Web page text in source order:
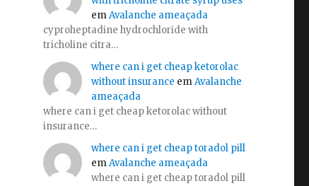
emAvalanche ameaçada
cyproheptadine hydrochloride with
tricholine citra…
where can i get cheap ketorolac
without insurance emAvalanche
ameaçada
where can i get cheap ketorolac without
insurance…
where can i get cheap toradol pill
emAvalanche ameaçada
where can i get cheap toradol pill